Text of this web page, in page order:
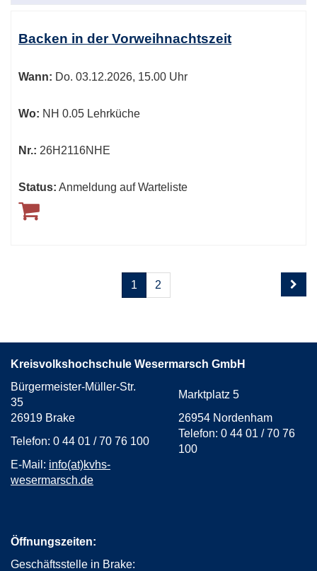
Backen in der Vorweihnachtszeit
Wann: Do. 03.12.2026, 15.00 Uhr
Wo: NH 0.05 Lehrküche
Nr.: 26H2116NHE
Status: Anmeldung auf Warteliste
Seiten
blättern
1 2
Kreisvolkshochschule Wesermarsch GmbH
Bürgermeister-Müller-Str.
35
Marktplatz 5
26919 Brake
26954 Nordenham
Telefon: 0 44 01 / 70 76 100
Telefon: 0 44 01 / 70 76
100
E-Mail: info(at)kvhs-
wesermarsch.de
Öffnungszeiten:
Geschäftsstelle in Brake: